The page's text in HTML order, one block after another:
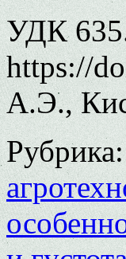
УДК
https://
А.Э.,
Рубрика: